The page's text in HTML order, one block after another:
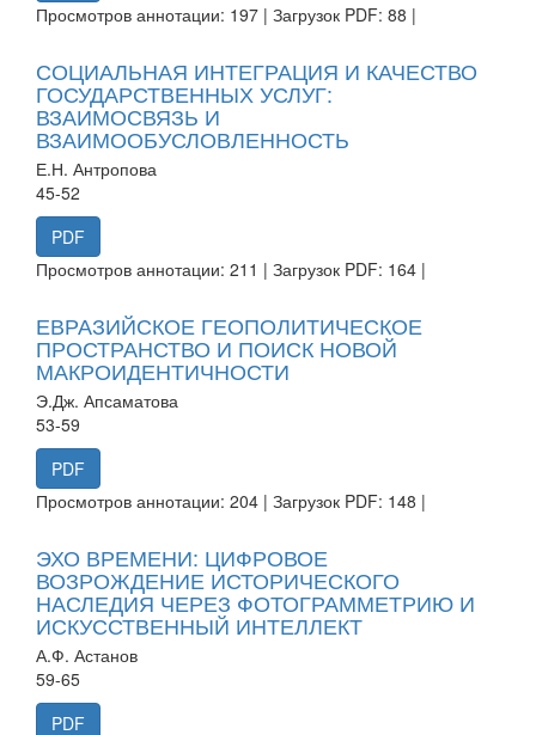
Просмотров аннотации: 197 | Загрузок PDF: 88 |
СОЦИАЛЬНАЯ ИНТЕГРАЦИЯ И КАЧЕСТВО
ГОСУДАРСТВЕННЫХ УСЛУГ:
ВЗАИМОСВЯЗЬ И
ВЗАИМООБУСЛОВЛЕННОСТЬ
Е.Н. Антропова
45-52
PDF
Просмотров аннотации: 211 | Загрузок PDF: 164 |
ЕВРАЗИЙСКОЕ ГЕОПОЛИТИЧЕСКОЕ
ПРОСТРАНСТВО И ПОИСК НОВОЙ
МАКРОИДЕНТИЧНОСТИ
Э.Дж. Апсаматова
53-59
PDF
Просмотров аннотации: 204 | Загрузок PDF: 148 |
ЭХО ВРЕМЕНИ: ЦИФРОВОЕ
ВОЗРОЖДЕНИЕ ИСТОРИЧЕСКОГО
НАСЛЕДИЯ ЧЕРЕЗ ФОТОГРАММЕТРИЮ И
ИСКУССТВЕННЫЙ ИНТЕЛЛЕКТ
А.Ф. Астанов
59-65
PDF